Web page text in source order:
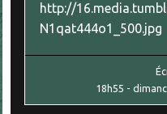
http://
N1qat444o1_500.jpg
18h55 -